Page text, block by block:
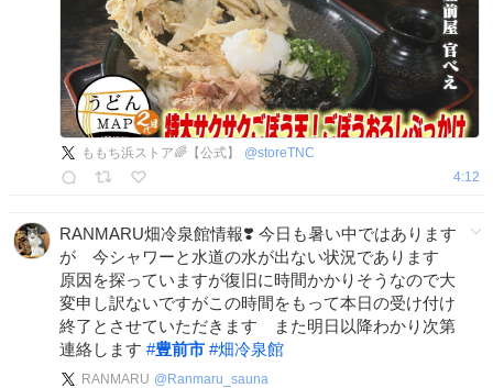
ももち浜ストア🌈【公式】 @storeTNC
4:12
RANMARU畑冷泉館情報❣️ 今日も暑い中ではあります
が 今シャワーと水道の水が出ない状況であります
原因を探っていますが復旧に時間かかりそうなので大
変申し訳ないですがこの時間をもって本日の受け付け
終了とさせていただきます また明日以降わかり次第
連絡します #豊前市 #畑冷泉館
RANMARU @ Ranmaru_sauna